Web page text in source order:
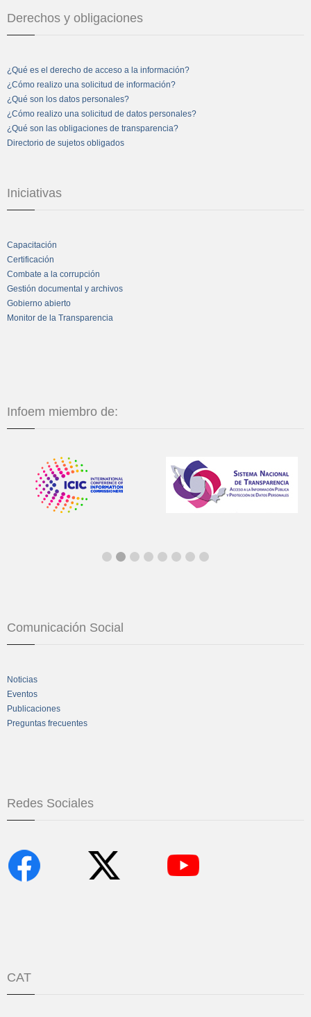
Derechos y obligaciones
¿Qué es el derecho de acceso a la información?
¿Cómo realizo una solicitud de información?
¿Qué son los datos personales?
¿Cómo realizo una solicitud de datos personales?
¿Qué son las obligaciones de transparencia?
Directorio de sujetos obligados
Iniciativas
Capacitación
Certificación
Combate a la corrupción
Gestión documental y archivos
Gobierno abierto
Monitor de la Transparencia
Infoem miembro de:
Comunicación Social
Noticias
Eventos
Publicaciones
Preguntas frecuentes
Redes Sociales
CAT